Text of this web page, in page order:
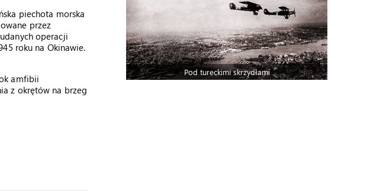
piechota morska
przez
operacji
roku na Okinawie.
amfibii
z okrętów na brzeg
Pod tureckimi skrzydłami